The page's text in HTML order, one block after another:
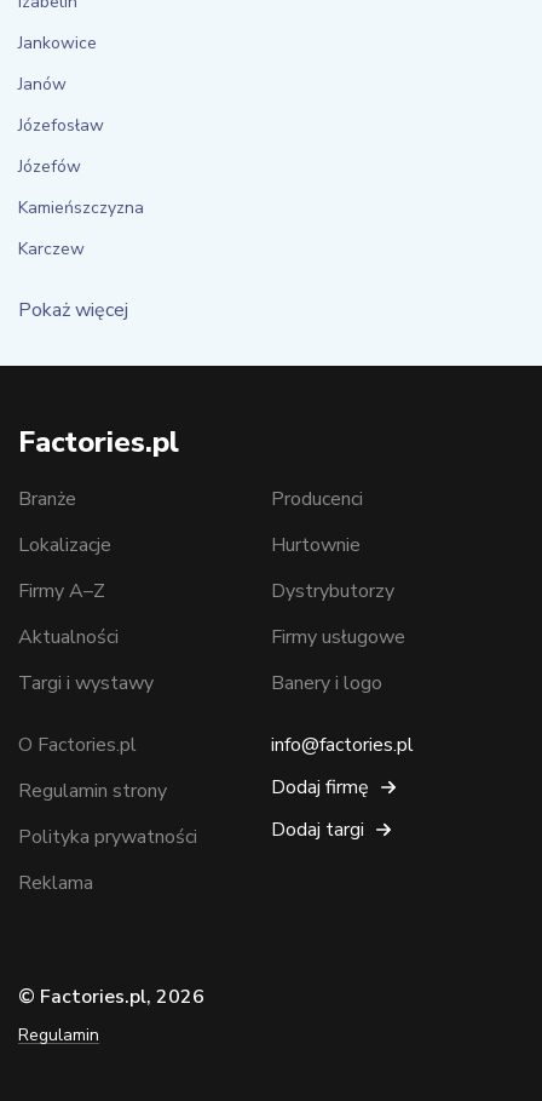
Jankowice
Janów
Józefosław
Józefów
Kamieńszczyzna
Karczew
Pokaż więcej
Factories.pl
Branże
Lokalizacje
Firmy A–Z
Aktualności
Targi i wystawy
Producenci
Hurtownie
Dystrybutorzy
Firmy usługowe
Banery i logo
O Factories.pl
Regulamin strony
Polityka prywatności
Reklama
info@factories.pl
Dodaj firmę
Dodaj targi
© Factories.pl, 2026
Regulamin